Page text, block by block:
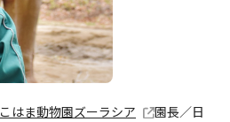
はま動物園ズーラシア
園長／日